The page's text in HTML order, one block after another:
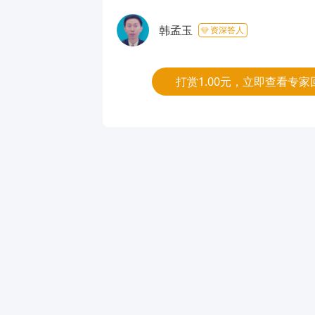
韩孟玉 资深答人
打赏1.00元，立即查看专家